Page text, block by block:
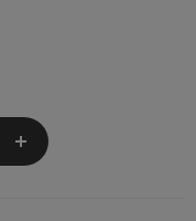
ます！